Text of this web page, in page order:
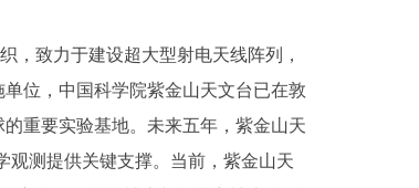
，致力于建设超大型射电天线阵列，
位，中国科学院紫金山天文台已在敦
重要实验基地。未来五年，紫金山天
观测提供关键支撑。当前，紫金山天